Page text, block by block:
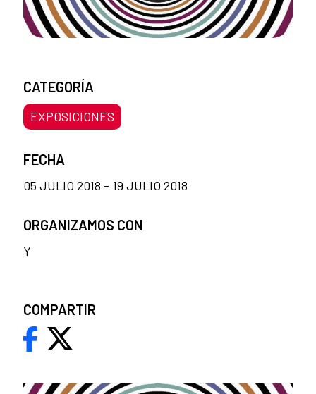
CATEGORÍA
EXPOSICIONES
FECHA
05 JULIO 2018 - 19 JULIO 2018
ORGANIZAMOS CON
Y
COMPARTIR